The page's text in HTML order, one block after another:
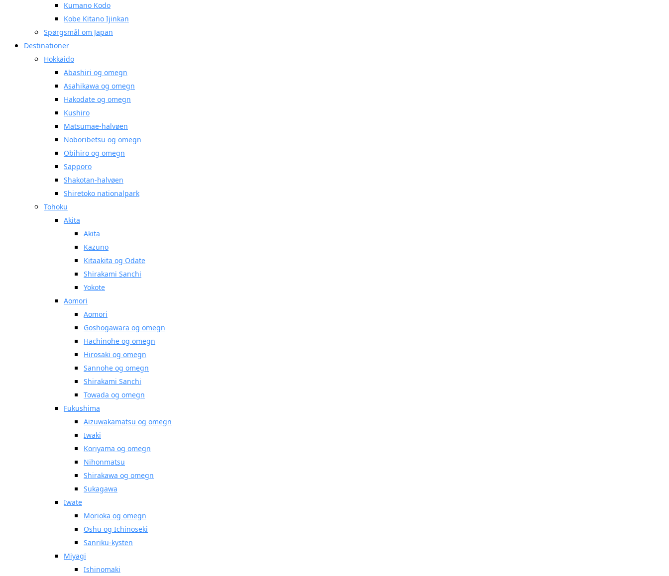
Kumano Kodo
Kobe Kitano Ijinkan
Spørgsmål om Japan
Destinationer
Hokkaido
Abashiri og omegn
Asahikawa og omegn
Hakodate og omegn
Kushiro
Matsumae-halvøen
Noboribetsu og omegn
Obihiro og omegn
Sapporo
Shakotan-halvøen
Shiretoko nationalpark
Tohoku
Akita
Akita
Kazuno
Kitaakita og Odate
Shirakami Sanchi
Yokote
Aomori
Aomori
Goshogawara og omegn
Hachinohe og omegn
Hirosaki og omegn
Sannohe og omegn
Shirakami Sanchi
Towada og omegn
Fukushima
Aizuwakamatsu og omegn
Iwaki
Koriyama og omegn
Nihonmatsu
Shirakawa og omegn
Sukagawa
Iwate
Morioka og omegn
Oshu og Ichinoseki
Sanriku-kysten
Miyagi
Ishinomaki